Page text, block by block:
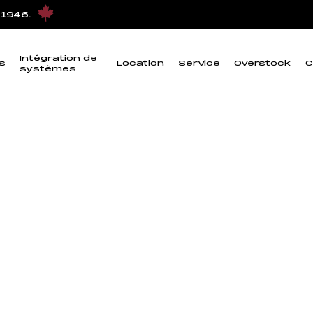
Intégration de
systèmes
Location Service Overstock
2”
de Ph et